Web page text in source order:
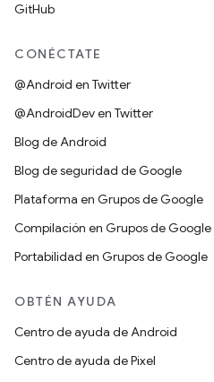
GitHub
CONÉCTATE
@Android en Twitter
@AndroidDev en Twitter
Blog de Android
Blog de seguridad de Google
Plataforma en Grupos de Google
Compilación en Grupos de Google
Portabilidad en Grupos de Google
OBTÉN AYUDA
Centro de ayuda de Android
Centro de ayuda de Pixel